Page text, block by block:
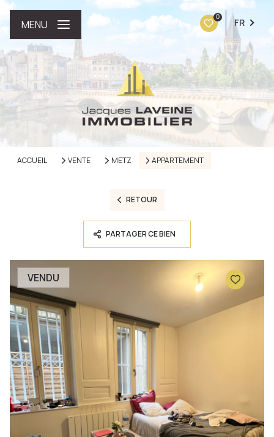
0 FR
MENU
ACCUEIL VENTE METZ APPARTEMENT
RETOUR
PARTAGER CE BIEN
VENDU